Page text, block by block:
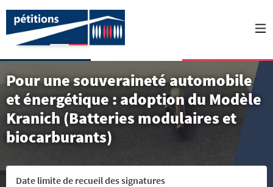
Pour une souveraineté automobile
et énergétique : adoption du Modèle
Kranich (Batteries modulaires et
biocarburants)
Date limite de recueil des signatures